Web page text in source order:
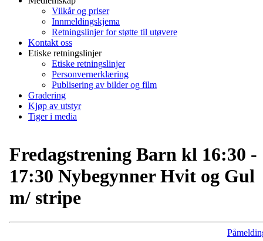
Vilkår og priser
Innmeldingskjema
Retningslinjer for støtte til utøvere
Kontakt oss
Etiske retningslinjer
Etiske retningslinjer
Personvernerklæring
Publisering av bilder og film
Gradering
Kjøp av utstyr
Tiger i media
Fredagstrening Barn kl 16:30 -
17:30 Nybegynner Hvit og Gul
m/ stripe